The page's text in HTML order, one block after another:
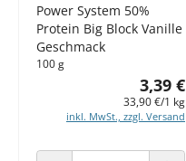
Power System 50%
Protein Big Block Vanille
Geschmack
100 g
3,39 €
33,90 €/1 kg
inkl. MwSt., zzgl. Versand